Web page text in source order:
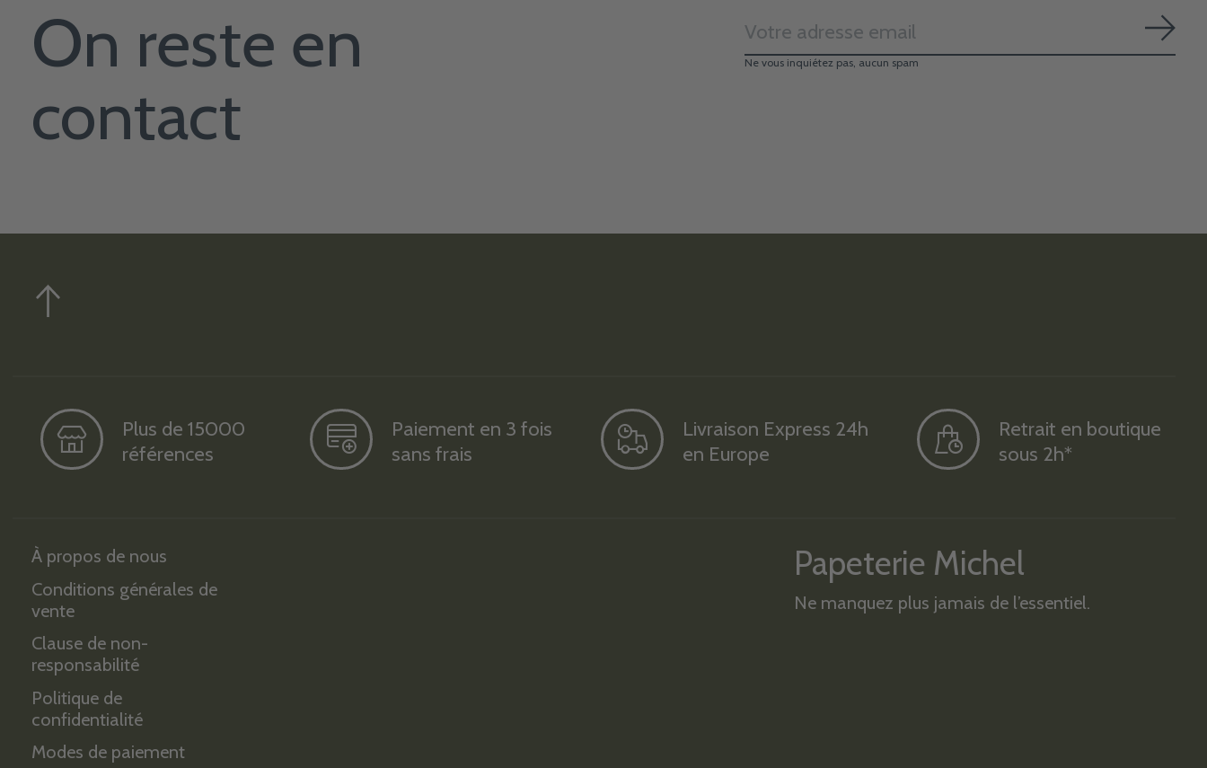
On reste en
contact
Ne vous inquiétez pas, aucun spam
Plus de 15000
références
Paiement en 3 fois
sans frais
Livraison Express 24h
en Europe
Retrait en boutique
sous 2h*
À propos de nous
Conditions générales de
vente
Clause de non-
responsabilité
Politique de
confidentialité
Modes de paiement
Papeterie Michel
Ne manquez plus jamais de l’essentiel.